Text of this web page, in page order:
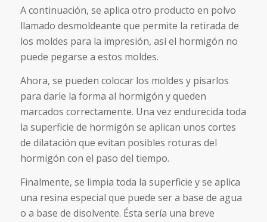
A continuación, se aplica otro producto en polvo
llamado desmoldeante que permite la retirada de
los moldes para la impresión, así el hormigón no
puede pegarse a estos moldes.
Ahora, se pueden colocar los moldes y pisarlos
para darle la forma al hormigón y queden
marcados correctamente. Una vez endurecida toda
la superficie de hormigón se aplican unos cortes
de dilatación que evitan posibles roturas del
hormigón con el paso del tiempo.
Finalmente, se limpia toda la superficie y se aplica
una resina especial que puede ser a base de agua
o a base de disolvente. Ésta sería una breve